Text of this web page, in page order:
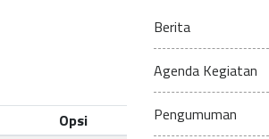
Opsi
Berita
Agenda Kegiatan
Pengumuman